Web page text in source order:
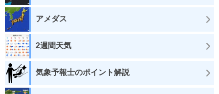
アメダス
2週間天気
気象予報士のポイント解説